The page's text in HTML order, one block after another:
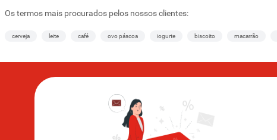
Os termos mais procurados pelos nossos clientes:
cerveja leite café ovo páscoa iogurte biscoito macarrão